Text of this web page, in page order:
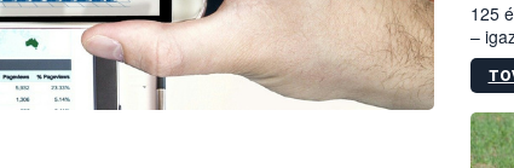
125
–
15.